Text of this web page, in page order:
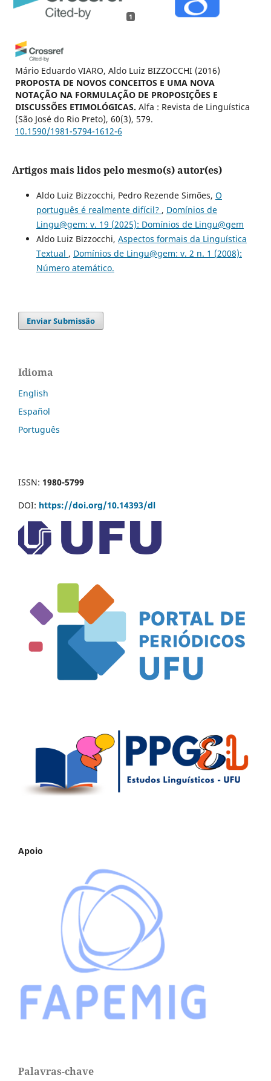
1
Mário Eduardo VIARO, Aldo Luiz BIZZOCCHI (2016)
PROPOSTA DE NOVOS CONCEITOS E UMA NOVA
NOTAÇÃO NA FORMULAÇÃO DE PROPOSIÇÕES E
DISCUSSÕES ETIMOLÓGICAS. Alfa : Revista de Linguística
(São José do Rio Preto), 60(3), 579.
10.1590/1981-5794-1612-6
Artigos mais lidos pelo mesmo(s) autor(es)
Aldo Luiz Bizzocchi, Pedro Rezende Simões, O
português é realmente difícil? , Domínios de
Lingu@gem: v. 19 (2025): Domínios de Lingu@gem
Aldo Luiz Bizzocchi, Aspectos formais da Linguística
Textual , Domínios de Lingu@gem: v. 2 n. 1 (2008):
Número atemático.
Enviar Submissão
Idioma
English
Español
Português
ISSN: 1980-5799
DOI: https://doi.org/10.14393/dl
Apoio
Palavras-chave